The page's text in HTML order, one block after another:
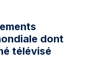
dont
télévisé